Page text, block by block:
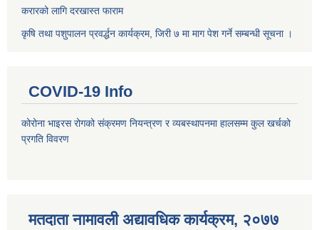
करारको लागि दरखास्त फाराम
कृषि तथा पशुपालन प्रवर्द्धन कार्यक्रम, जिरी ७ मा माग पेश गर्ने सम्बन्धी सूचना ।
COVID-19 Info
कोरोना भाइरस रोगको संक्रमण नियन्त्रण र व्यबस्थापनमा हालसम्म कुल खर्चको
प्रगति विवरण
मतदाता नामावली अद्यावधिक कार्यक्रम, २०७७